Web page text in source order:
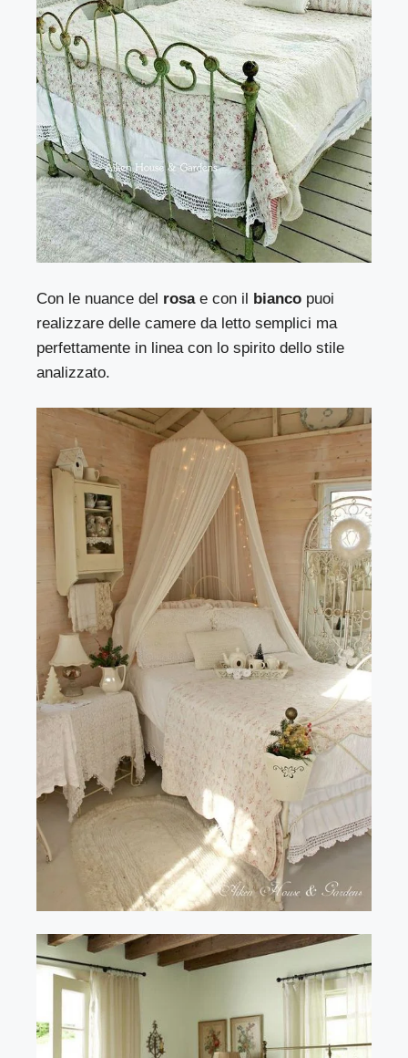
Con le nuance del rosae con il bianco puoi
realizzare delle camere da letto semplici ma
perfettamente in linea con lo spirito dello stile
analizzato.